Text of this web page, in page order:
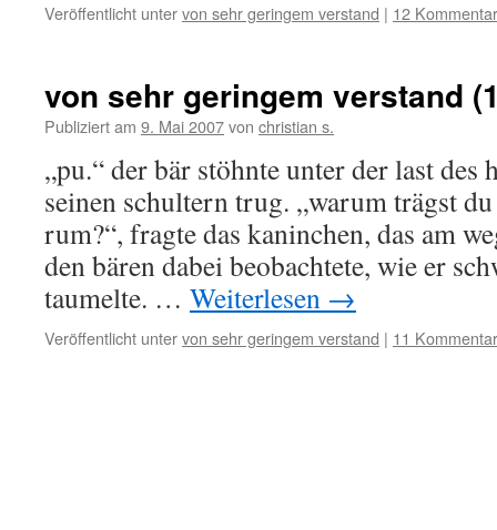
Veröffentlicht untervon sehr geringem verstand | 12
von sehr geringem verstand
Publiziert am 9. Mai 2007von christian s.
„pu.“ der bär stöhnte unter der last des
seinen schultern trug. „warum trägst
rum?“, fragte das kaninchen, das am
den bären dabei beobachtete, wie er
taumelte. … Weiterlesen →
Veröffentlicht untervon sehr geringem verstand | 11